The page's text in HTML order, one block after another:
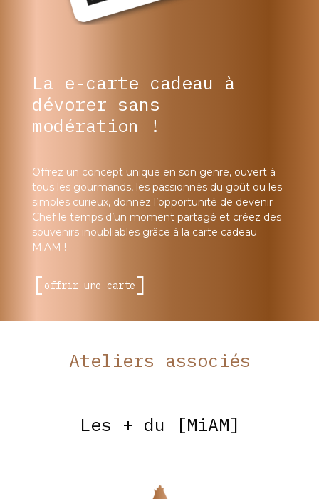
La e-carte cadeau à
dévorer sans
modération !
Offrez un concept unique en son genre, ouvert à
tous les gourmands, les passionnés du goût ou les
simples curieux, donnez l’opportunité de devenir
Chef le temps d’un moment partagé et créez des
souvenirs inoubliables grâce à la carte cadeau
MiAM !
offrir une carte
Ateliers associés
Les + du [MiAM]